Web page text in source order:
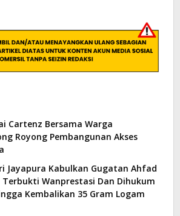
Cartenz Bersama Warga
Royong Pembangunan Akses
Jayapura Kabulkan Gugatan Ahfad
Wanprestasi Dan Dihukum
Kembalikan 35 Gram Logam